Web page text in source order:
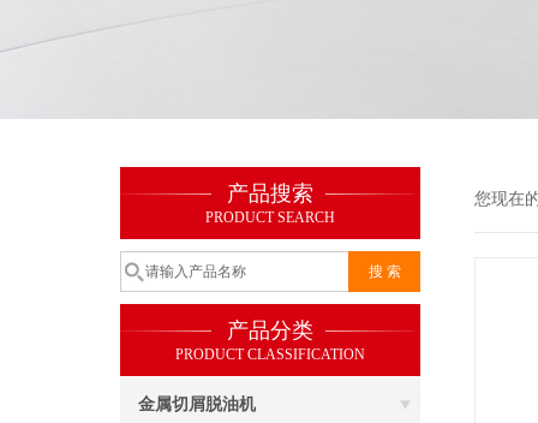
产品搜索
PRODUCT SEARCH
产品分类
PRODUCT CLASSIFICATION
金属切屑脱油机
您现在